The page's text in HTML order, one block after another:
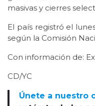
masivas y cierres
El país registró el
según la Comisión
Con información de:
CD/YC
Únete a nuestro